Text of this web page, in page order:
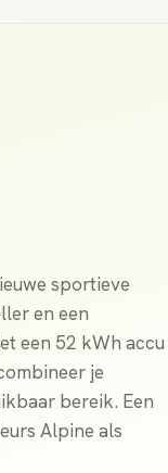
sportieve
en een
een 52 kWh accu
je
bereik. Een
Alpine als